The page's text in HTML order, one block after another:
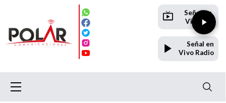
Señal en
Vivo TV
Señal en
Vivo Radio